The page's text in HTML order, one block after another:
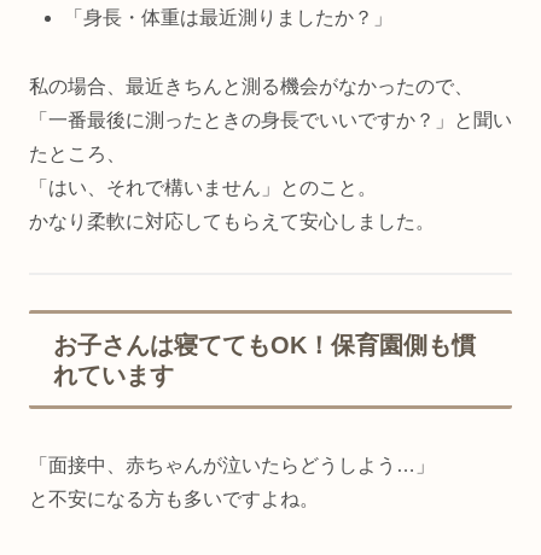
「身長・体重は最近測りましたか？」
私の場合、最近きちんと測る機会がなかったので、
「一番最後に測ったときの身長でいいですか？」と聞い
たところ、
「はい、それで構いません」とのこと。
かなり柔軟に対応してもらえて安心しました。
お子さんは寝ててもOK！保育園側も慣
れています
「面接中、赤ちゃんが泣いたらどうしよう…」
と不安になる方も多いですよね。